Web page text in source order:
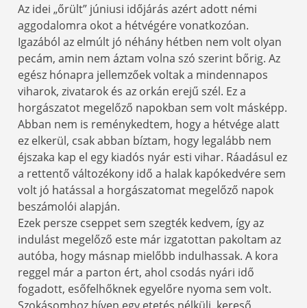
Az idei „őrült” júniusi időjárás azért adott némi
aggodalomra okot a hétvégére vonatkozóan.
Igazából az elmúlt jó néhány hétben nem volt olyan
pecám, amin nem áztam volna szó szerint bőrig. Az
egész hónapra jellemzőek voltak a mindennapos
viharok, zivatarok és az orkán erejű szél. Ez a
horgászatot megelőző napokban sem volt másképp.
Abban nem is reménykedtem, hogy a hétvége alatt
ez elkerül, csak abban bíztam, hogy legalább nem
éjszaka kap el egy kiadós nyár esti vihar. Ráadásul ez
a rettentő változékony idő a halak kapókedvére sem
volt jó hatással a horgászatomat megelőző napok
beszámolói alapján.
Ezek persze cseppet sem szegték kedvem, így az
indulást megelőző este már izgatottan pakoltam az
autóba, hogy másnap mielőbb indulhassak. A kora
reggel már a parton ért, ahol csodás nyári idő
fogadott, esőfelhőknek egyelőre nyoma sem volt.